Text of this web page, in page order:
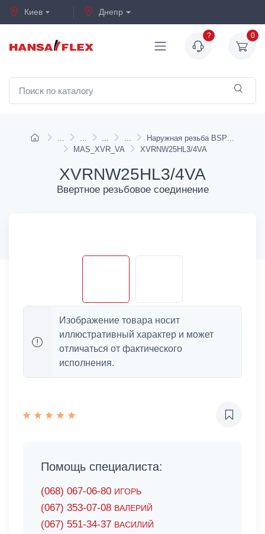
Киев Днепр
? 0
Наружная резьба BSP
MAS_XVR_VA
XVRNW25HL3/4VA
XVRNW25HL3/4VA
Ввертное резьбовое соединение
Изображение товара носит
иллюстративный характер и может
отличаться от фактического
исполнения.
Помощь специалиста:
(068) 067-06-80 ИГОРЬ
(067) 353-07-08 ВАЛЕРИЙ
(067) 551-34-37 ВАСИЛИЙ